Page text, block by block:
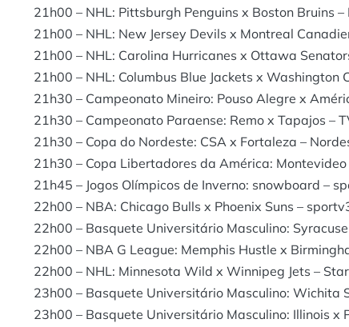
21h00 – NHL: Pittsburgh Penguins x Boston Bruins –
21h00 – NHL: New Jersey Devils x Montreal
21h00 – NHL: Carolina Hurricanes x Ottawa
21h00 – NHL: Columbus Blue Jackets x Washington
21h30 – Campeonato Mineiro: Pouso Alegre x
21h30 – Campeonato Paraense: Remo x Tapajos –
21h30 – Copa do Nordeste: CSA x Fortaleza –
21h30 – Copa Libertadores da América:
21h45 – Jogos Olímpicos de Inverno: snowboard –
22h00 – NBA: Chicago Bulls x Phoenix Suns –
22h00 – Basquete Universitário Masculino:
22h00 – NBA G League: Memphis Hustle x
22h00 – NHL: Minnesota Wild x Winnipeg Jets –
23h00 – Basquete Universitário Masculino: Wichita
23h00 – Basquete Universitário Masculino: Illinois x